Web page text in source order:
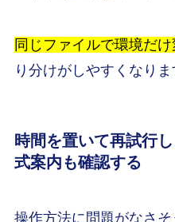
同じファイルで環境だ
り分けがしやすくなりま
時間を置いて再試行
式案内も確認する
操作方法に問題がなさ